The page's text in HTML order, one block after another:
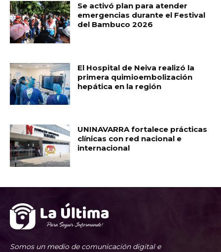
Se activó plan para atender
emergencias durante el Festival
del Bambuco 2026
El Hospital de Neiva realizó la
primera quimioembolización
hepática en la región
UNINAVARRA fortalece prácticas
clínicas con red nacional e
internacional
Somos un medio de comunicación digital e